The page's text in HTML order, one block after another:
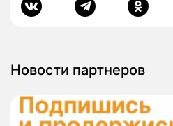
Новости партнеров